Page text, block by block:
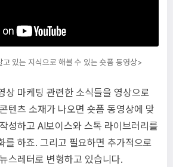
있는 지식으로 해볼 수 있는 숏폼 동영상>
상 마케팅 관련한 소식들을 영상으로
텐츠 소재가 나오면 숏폼 동영상에 맞
성하고 AI보이스와 스톡 라이브러리를
를 하죠. 그리고 필요하면 추가적으로
스레터로 변형하고 있습니다.